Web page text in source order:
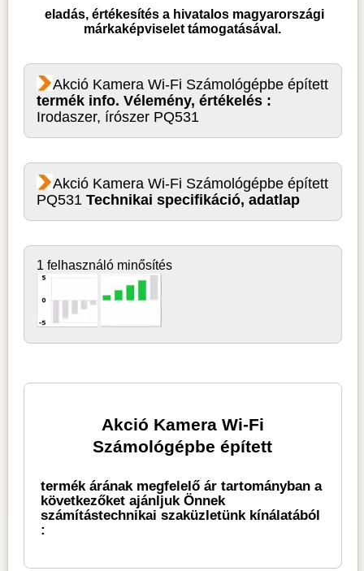
eladás, értékesítés a hivatalos magyarországi
márkaképviselet támogatásával.
Akció Kamera Wi-Fi Számológépbe épített
termék info. Vélemény, értékelés :
Irodaszer, írószer PQ531
Akció Kamera Wi-Fi Számológépbe épített
PQ531Technikai specifikáció, adatlap
1 felhasználó minősítés
Akció Kamera Wi-Fi
Számológépbe épített
termék árának megfelelő ár tartományban a
következőket ajánljuk Önnek
számítástechnikai szaküzletünk kínálatából
: